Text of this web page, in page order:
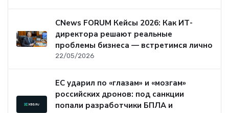
CNews FORUM Кейсы 2026: Как ИТ-
директора решают реальные
проблемы бизнеса — встретимся лично
22/05/2026
ЕС ударил по «глазам» и «мозгам»
российских дронов: под санкции
попали разработчики БПЛА и